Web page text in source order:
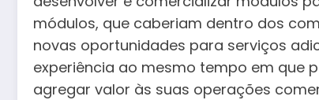
módulos, que caberiam dentro dos
novas oportunidades para serviços
experiência ao mesmo tempo em que
agregar valor às suas operações